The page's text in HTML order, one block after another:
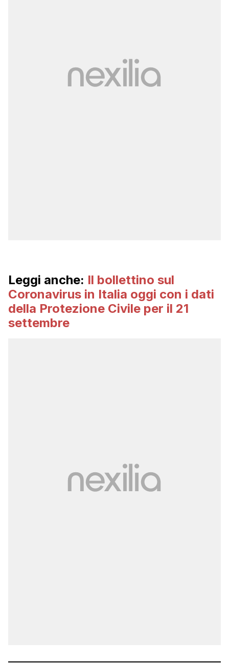
Leggi anche: Il bollettino sul
Coronavirus in Italia oggi con i dati
della Protezione Civile per il 21
settembre